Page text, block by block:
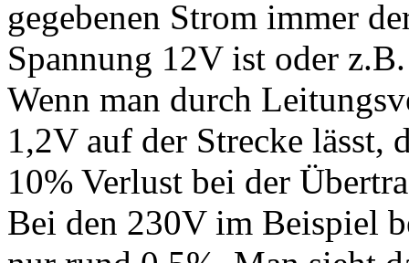
gegebenen Strom immer
Spannung 12V ist oder
Wenn man durch
1,2V auf der Strecke lässt,
10% Verlust bei der
Bei den 230V im Beispiel